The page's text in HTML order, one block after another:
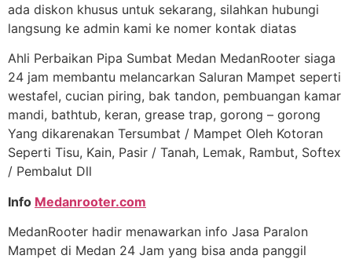
ada diskon khusus untuk sekarang, silahkan hubungi
langsung ke admin kami ke nomer kontak diatas
Ahli Perbaikan Pipa Sumbat Medan MedanRooter siaga
24 jam membantu melancarkan Saluran Mampet seperti
westafel, cucian piring, bak tandon, pembuangan kamar
mandi, bathtub, keran, grease trap, gorong – gorong
Yang dikarenakan Tersumbat / Mampet Oleh Kotoran
Seperti Tisu, Kain, Pasir / Tanah, Lemak, Rambut, Softex
/ Pembalut Dll
Info Medanrooter.com
MedanRooter hadir menawarkan info Jasa Paralon
Mampet di Medan 24 Jam yang bisa anda panggil